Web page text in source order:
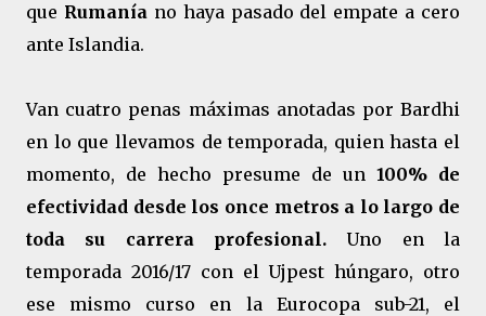
que Rumaníano haya pasado del empate a cero
ante Islandia.
Van cuatro penas máximas anotadas por Bardhi
en lo que llevamos de temporada, quien hasta el
momento, de hecho presume de un 100% de
efectividad desde los once metros a lo largo de
toda su carrera profesional. Uno en la
temporada 2016/17 con el Ujpest húngaro, otro
ese mismo curso en la Eurocopa sub-21, el